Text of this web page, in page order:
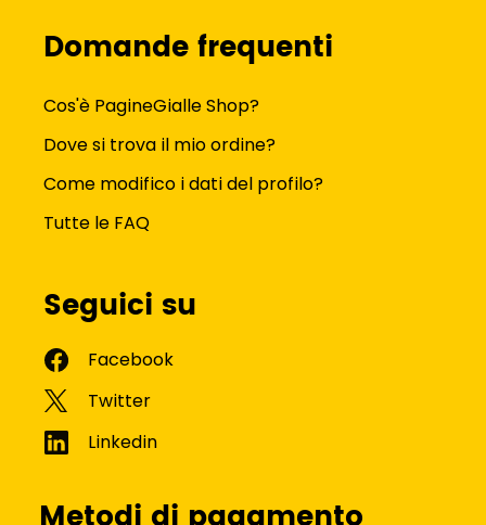
Domande frequenti
Cos'è PagineGialle Shop?
Dove si trova il mio ordine?
Come modifico i dati del profilo?
Tutte le FAQ
Seguici su